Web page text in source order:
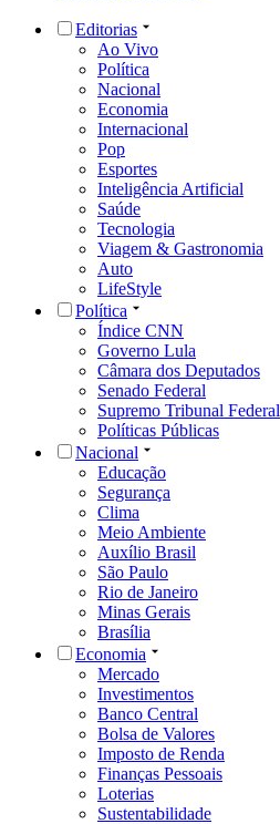
Editorias
Ao Vivo
Política
Nacional
Economia
Internacional
Pop
Esportes
Inteligência Artificial
Saúde
Tecnologia
Viagem & Gastronomia
Auto
LifeStyle
Política
Índice CNN
Governo Lula
Câmara dos Deputados
Senado Federal
Supremo Tribunal Federal
Políticas Públicas
Nacional
Educação
Segurança
Clima
Meio Ambiente
Auxílio Brasil
São Paulo
Rio de Janeiro
Minas Gerais
Brasília
Economia
Mercado
Investimentos
Banco Central
Bolsa de Valores
Imposto de Renda
Finanças Pessoais
Loterias
Sustentabilidade